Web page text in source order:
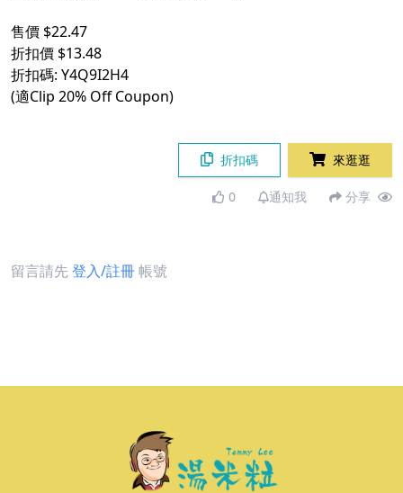
售價 $22.47
折扣價 $13.48
折扣碼: Y4Q9I2H4
(適Clip 20% Off Coupon)
折扣碼 來逛逛
0 通知我 分享
留言請先登入/註冊帳號